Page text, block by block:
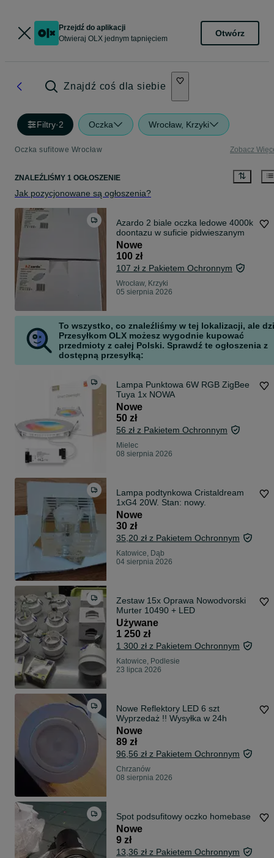
Przejdź do aplikacji
Otwieraj OLX jednym tapnięciem
Otwórz
Znajdź coś dla siebie
Filtry·2 Oczka Wrocław, Krzyki
Oczka sufitowe Wrocław Zobacz
ZNALEŹLIŚMY 1 OGŁOSZENIE
Jak pozycjonowane są ogłoszenia?
Azardo 2 biale oczka ledowe 4000k
doontazu w suficie pidwieszanym
Nowe
100 zł
107 zł z Pakietem Ochronnym
Wrocław, Krzyki
05 sierpnia 2026
To wszystko, co znaleźliśmy w tej lokalizacji, ale
Przesyłkom OLX możesz wygodnie kupować
przedmioty z całej Polski. Sprawdź te ogłoszenia z
dostępną przesyłką:
Lampa Punktowa 6W RGB ZigBee
Tuya 1x NOWA
Nowe
50 zł
56 zł z Pakietem Ochronnym
Mielec
08 sierpnia 2026
Lampa podtynkowa Cristaldream
1xG4 20W. Stan: nowy.
Nowe
30 zł
35,20 zł z Pakietem Ochronnym
Katowice, Dąb
04 sierpnia 2026
Zestaw 15x Oprawa Nowodvorski
Murter 10490 + LED
Używane
1 250 zł
1 300 zł z Pakietem Ochronnym
Katowice, Podlesie
23 lipca 2026
Nowe Reflektory LED 6 szt
Wyprzedaż !! Wysyłka w 24h
Nowe
89 zł
96,56 zł z Pakietem Ochronnym
Chrzanów
08 sierpnia 2026
Spot podsufitowy oczko homebase
Nowe
9 zł
13,36 zł z Pakietem Ochronnym